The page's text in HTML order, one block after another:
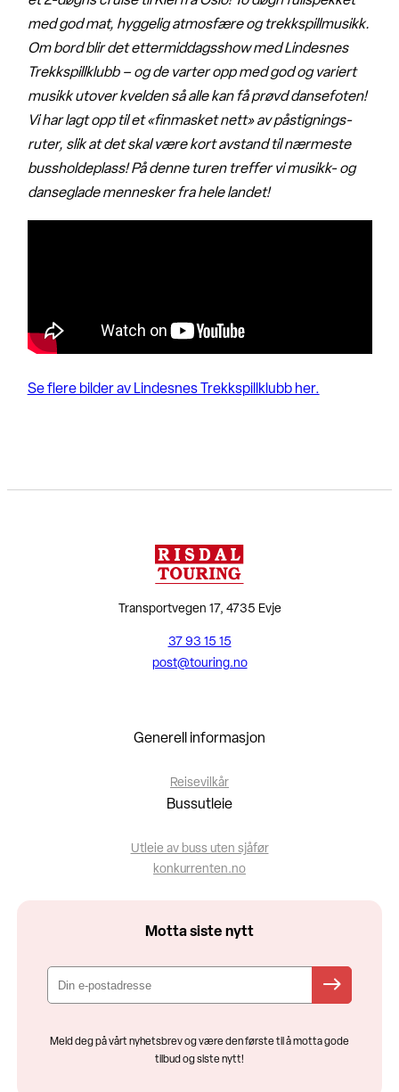
med god mat, hyggelig atmosfære og trekkspillmusikk.
Om bord blir det ettermiddagsshow med Lindesnes
Trekkspillklubb – og de varter opp med god og variert
musikk utover kvelden så alle kan få prøvd dansefoten!
Vi har lagt opp til et «finmasket nett» av påstignings-
ruter, slik at det skal være kort avstand til nærmeste
bussholdeplass! På denne turen treffer vi musikk- og
danseglade mennesker fra hele landet!
Se flere bilder av Lindesnes Trekkspillklubb her.
Transportvegen 17, 4735 Evje
37 93 15 15
post@touring.no
Generell informasjon
Reisevilkår
Bussutleie
Utleie av buss uten sjåfør
konkurrenten.no
Motta siste nytt
Meld deg på vårt nyhetsbrev og være den første til å motta gode
tilbud og siste nytt!